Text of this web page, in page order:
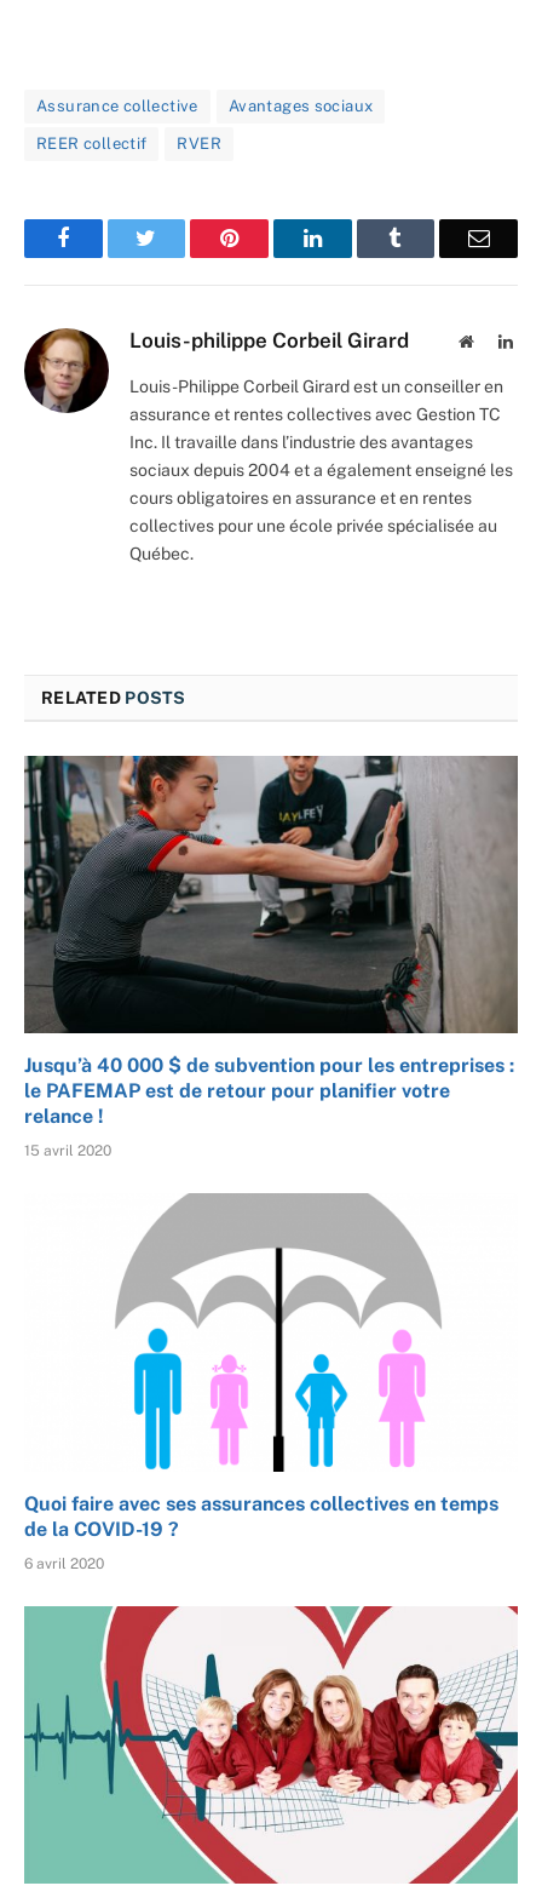
Assurance collective Avantages sociaux
REER collectif RVER
Facebook Pinterest LinkedIn Email
Louis-philippe Corbeil Girard Website
Louis-Philippe Corbeil Girard est un conseiller en
assurance et rentes collectives avec Gestion TC
Inc. Il travaille dans l’industrie des avantages
sociaux depuis 2004 et a également enseigné les
cours obligatoires en assurance et en rentes
collectives pour une école privée spécialisée au
Québec.
RELATED POSTS
Jusqu’à 40 000 $ de subvention pour les entreprises :
le PAFEMAP est de retour pour planifier votre
relance !
15 avril 2020
Quoi faire avec ses assurances collectives en temps
de la COVID-19 ?
6 avril 2020